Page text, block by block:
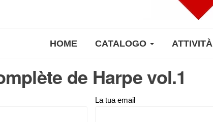
HOME CATALOGO ATTIVITÀ
de Harpe vol.1
La tua email